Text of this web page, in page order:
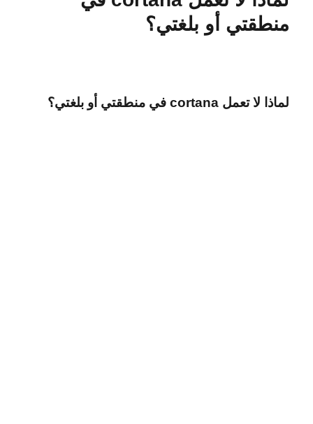
منطقتي أو بلغتي؟
لماذا لا تعمل cortana في منطقتي أو بلغتي؟